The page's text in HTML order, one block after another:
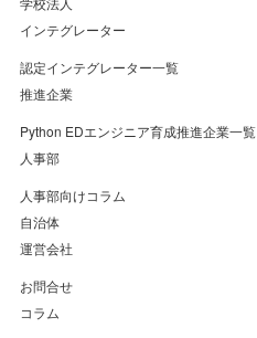
インテグレーター
認定インテグレーター一覧
推進企業
Python EDエンジニア育成推進企業一覧
人事部
人事部向けコラム
自治体
運営会社
お問合せ
コラム